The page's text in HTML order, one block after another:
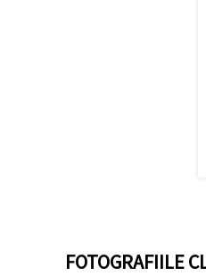
FOTOGRAFIILE